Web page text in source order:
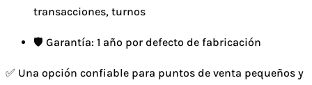
transacciones, turnos
🛡️ Garantía: 1 año por defecto de fabricación
✅ Una opción confiable para puntos de venta pequeños y